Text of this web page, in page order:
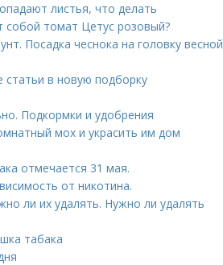
листья, что делать
собой томат Цетус розовый?
Посадка чеснока на головку весной
статьи в новую подборку
Подкормки и удобрения
мох и украсить им дом
отмечается 31 мая.
от никотина.
ли их удалять. Нужно ли удалять
табака